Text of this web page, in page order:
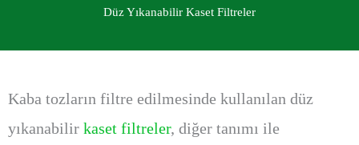
Düz Yıkanabilir Kaset Filtreler
Kaba tozların filtre edilmesinde kullanılan düz
yıkanabilir kaset filtreler, diğer tanımı ile